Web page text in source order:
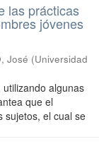
las prácticas
jóvenes
José (Universidad
algunas
que el
sujetos, el cual se